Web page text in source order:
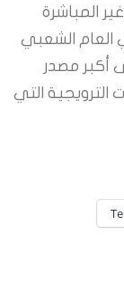
المباشرة
العام الشعبي
أكبر مصدر
الترويجية التي